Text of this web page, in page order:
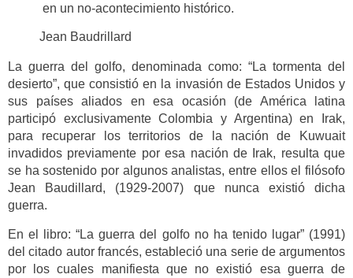
en un no-acontecimiento histórico.
Jean Baudrillard
La guerra del golfo, denominada como: “La tormenta del
desierto”, que consistió en la invasión de Estados Unidos y
sus países aliados en esa ocasión (de América latina
participó exclusivamente Colombia y Argentina) en Irak,
para recuperar los territorios de la nación de Kuwuait
invadidos previamente por esa nación de Irak, resulta que
se ha sostenido por algunos analistas, entre ellos el filósofo
Jean Baudillard, (1929-2007) que nunca existió dicha
guerra.
En el libro: “La guerra del golfo no ha tenido lugar” (1991)
del citado autor francés, estableció una serie de argumentos
por los cuales manifiesta que no existió esa guerra de